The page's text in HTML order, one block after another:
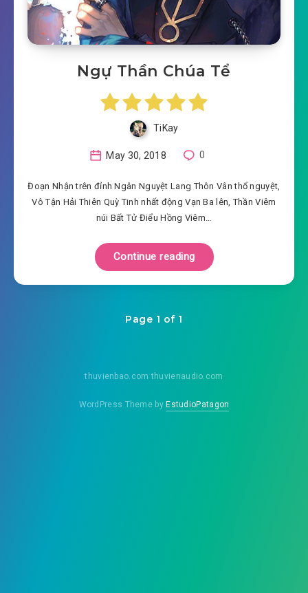
Ngự Thần Chúa Tể
TiKay
May 30, 2018 0
Đoạn Nhận trên đỉnh Ngân Nguyệt Lang Thôn Vân thổ nguyệt,
Vô Tận Hải Thiên Quỳ Tinh nhất động Vạn Ba lên, Thần Viêm
núi Bất Tử Điểu Hồng Viêm…
Continue reading
Page 1 of 1
thuvienbao.com thuvienaudio.com
WordPress Theme byEstudioPatagon